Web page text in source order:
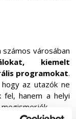
városában
kiemelt
programokat.
hogy az utazók ne
hanem a helyi